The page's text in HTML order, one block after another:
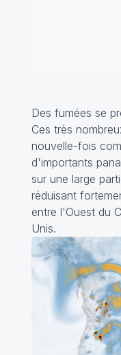
Des fumées se
Ces très
nouvelle-fois
d'importants
sur une large
réduisant
entre l'Ouest du
Unis.